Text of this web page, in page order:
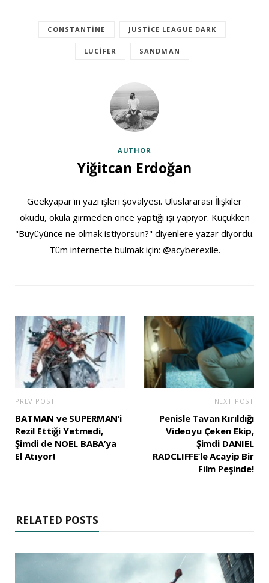
CONSTANTINE JUSTICE LEAGUE DARK
LUCIFER SANDMAN
AUTHOR
Yiğitcan Erdoğan
Geekyapar'ın yazı işleri şövalyesi. Uluslararası İlişkiler
okudu, okula girmeden önce yaptığı işi yapıyor. Küçükken
"Büyüyünce ne olmak istiyorsun?" diyenlere yazar diyordu.
Tüm internette bulmak için: @acyberexile.
PREV POST
BATMAN ve SUPERMAN’i
Rezil Ettiği Yetmedi,
Şimdi de NOEL BABA’ya
El Atıyor!
NEXT POST
Penisle Tavan Kırıldığı
Videoyu Çeken Ekip,
Şimdi DANIEL
RADCLIFFE’le Acayip Bir
Film Peşinde!
RELATED POSTS